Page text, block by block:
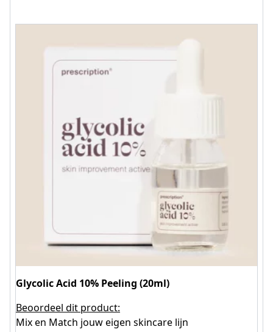
Glycolic Acid 10% Peeling (20ml)
Beoordeel dit product:
Mix en Match jouw eigen skincare lijn